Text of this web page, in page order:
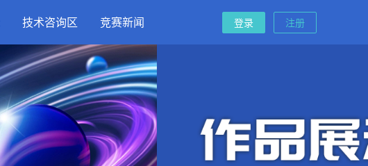
技术咨询区 竞赛新闻 登录 注册